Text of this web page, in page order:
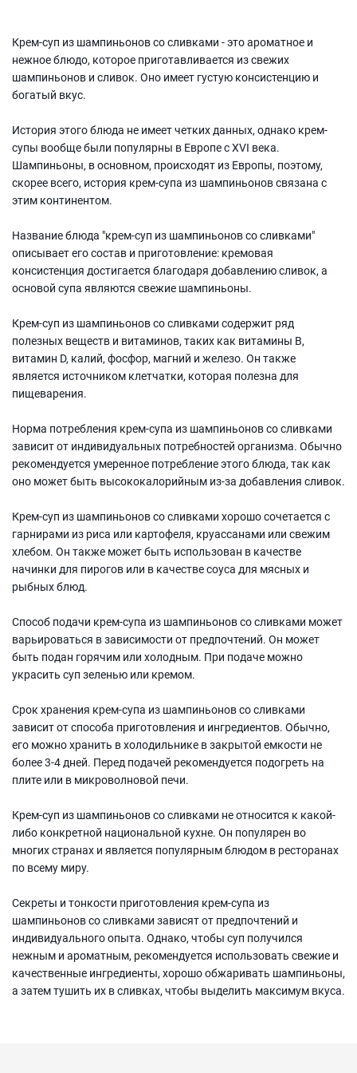
Крем-суп из шампиньонов со сливками - это ароматное и
нежное блюдо, которое приготавливается из свежих
шампиньонов и сливок. Оно имеет густую консистенцию и
богатый вкус.
История этого блюда не имеет четких данных, однако крем-
супы вообще были популярны в Европе с XVI века.
Шампиньоны, в основном, происходят из Европы, поэтому,
скорее всего, история крем-супа из шампиньонов связана с
этим континентом.
Название блюда "крем-суп из шампиньонов со сливками"
описывает его состав и приготовление: кремовая
консистенция достигается благодаря добавлению сливок, а
основой супа являются свежие шампиньоны.
Крем-суп из шампиньонов со сливками содержит ряд
полезных веществ и витаминов, таких как витамины В,
витамин D, калий, фосфор, магний и железо. Он также
является источником клетчатки, которая полезна для
пищеварения.
Норма потребления крем-супа из шампиньонов со сливками
зависит от индивидуальных потребностей организма. Обычно
рекомендуется умеренное потребление этого блюда, так как
оно может быть высококалорийным из-за добавления сливок.
Крем-суп из шампиньонов со сливками хорошо сочетается с
гарнирами из риса или картофеля, круассанами или свежим
хлебом. Он также может быть использован в качестве
начинки для пирогов или в качестве соуса для мясных и
рыбных блюд.
Способ подачи крем-супа из шампиньонов со сливками может
варьироваться в зависимости от предпочтений. Он может
быть подан горячим или холодным. При подаче можно
украсить суп зеленью или кремом.
Срок хранения крем-супа из шампиньонов со сливками
зависит от способа приготовления и ингредиентов. Обычно,
его можно хранить в холодильнике в закрытой емкости не
более 3-4 дней. Перед подачей рекомендуется подогреть на
плите или в микроволновой печи.
Крем-суп из шампиньонов со сливками не относится к какой-
либо конкретной национальной кухне. Он популярен во
многих странах и является популярным блюдом в ресторанах
по всему миру.
Секреты и тонкости приготовления крем-супа из
шампиньонов со сливками зависят от предпочтений и
индивидуального опыта. Однако, чтобы суп получился
нежным и ароматным, рекомендуется использовать свежие и
качественные ингредиенты, хорошо обжаривать шампиньоны,
а затем тушить их в сливках, чтобы выделить максимум вкуса.